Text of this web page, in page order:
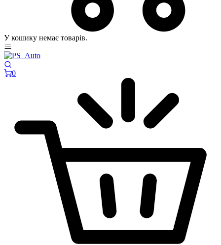
У кошику немає товарів.
0